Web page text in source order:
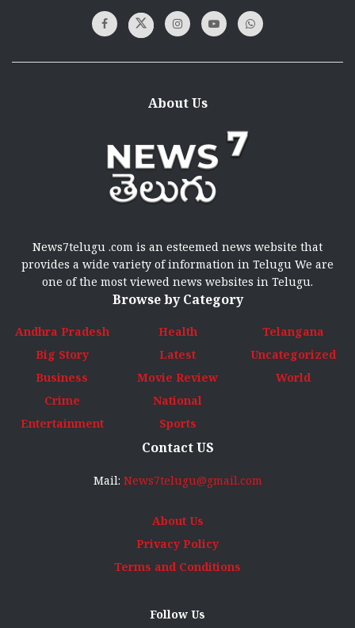
About Us
News7telugu .com is an esteemed news website that
provides a wide variety of information in Telugu We are
one of the most viewed news websites in Telugu.
Browse by Category
Andhra Pradesh
Big Story
Business
Crime
Entertainment
Health
Latest
Movie Review
National
Sports
Telangana
Uncategorized
World
Contact US
Mail: News7telugu@gmail.com
About Us
Privacy Policy
Terms and Conditions
Follow Us